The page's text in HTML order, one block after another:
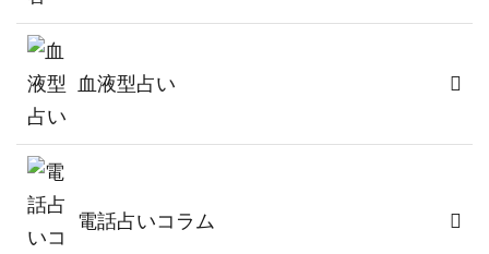
血液型占い
電話占いコラム